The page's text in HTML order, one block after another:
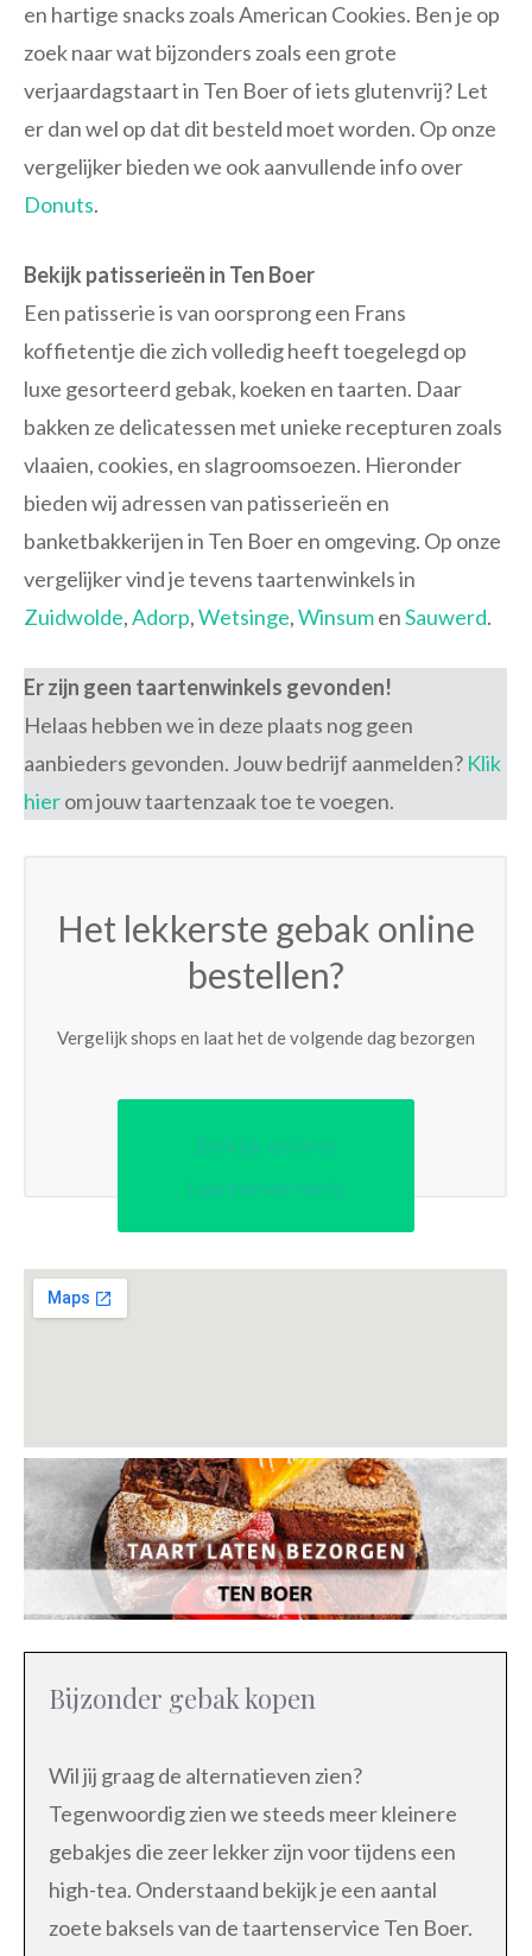
en hartige snacks zoals American Cookies. Ben je op
zoek naar wat bijzonders zoals een grote
verjaardagstaart in Ten Boer of iets glutenvrij? Let
er dan wel op dat dit besteld moet worden. Op onze
vergelijker bieden we ook aanvullende info over
Donuts.
Bekijk patisserieën in Ten Boer
Een patisserie is van oorsprong een Frans
koffietentje die zich volledig heeft toegelegd op
luxe gesorteerd gebak, koeken en taarten. Daar
bakken ze delicatessen met unieke recepturen zoals
vlaaien, cookies, en slagroomsoezen. Hieronder
bieden wij adressen van patisserieën en
banketbakkerijen in Ten Boer en omgeving. Op onze
vergelijker vind je tevens taartenwinkels in
Zuidwolde,Adorp,Wetsinge,WinsumenSauwerd.
Er zijn geen taartenwinkels gevonden!
Helaas hebben we in deze plaats nog geen
aanbieders gevonden. Jouw bedrijf aanmelden? Klik
hierom jouw taartenzaak toe te voegen.
Het lekkerste gebak online
bestellen?
Vergelijk shops en laat het de volgende dag bezorgen
Bekijk online
taartenwinkels
Bijzonder gebak kopen
Wil jij graag de alternatieven zien?
Tegenwoordig zien we steeds meer kleinere
gebakjes die zeer lekker zijn voor tijdens een
high-tea. Onderstaand bekijk je een aantal
zoete baksels van de taartenservice Ten Boer.